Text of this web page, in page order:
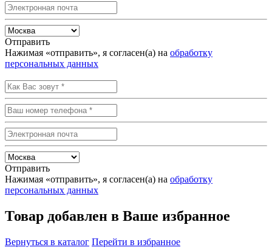
Отправить
Нажимая «отправить», я согласен(а) на обработку
персональных данных
Отправить
Нажимая «отправить», я согласен(а) на обработку
персональных данных
Товар добавлен в Ваше избранное
Вернуться в каталог Перейти в избранное